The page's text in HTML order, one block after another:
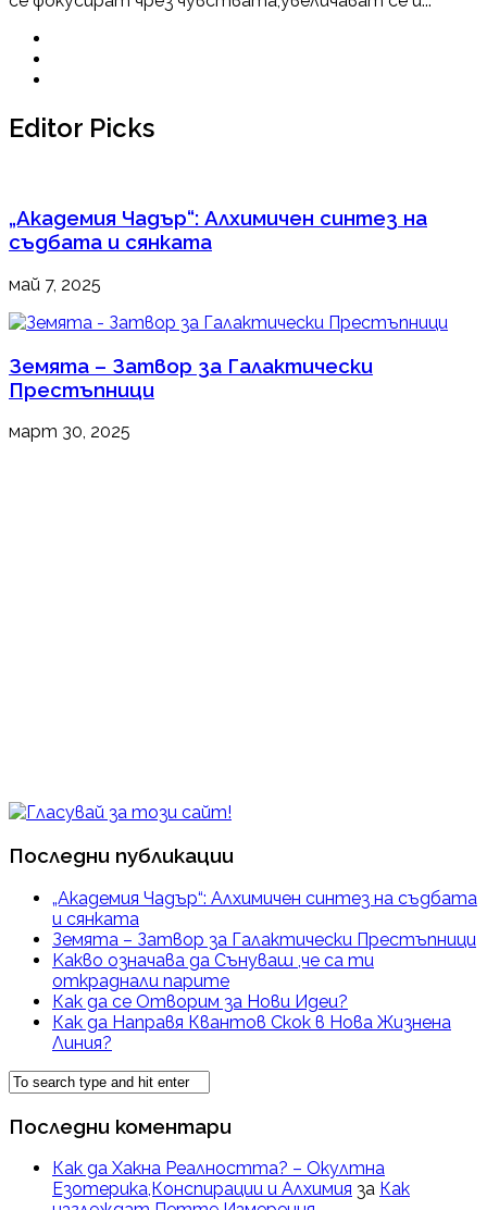
Editor Picks
„Академия Чадър“: Алхимичен синтез на
съдбата и сянката
май 7, 2025
Земята – Затвор за Галактически
Престъпници
март 30, 2025
Последни публикации
„Академия Чадър“: Алхимичен синтез на съдбата
и сянката
Земята – Затвор за Галактически Престъпници
Kакво означава да Сънуваш ,че са ти
откраднали парите
Как да се Отворим за Нови Идеи?
Как да Направя Квантов Скок в Нова Жизнена
Линия?
Последни коментари
Как да Хакна Реалността? – Окултна
Езотерика,Конспирации и Алхимия за Как